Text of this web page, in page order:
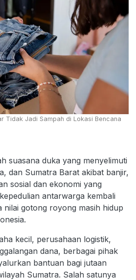
Tidak Jadi Sampah di Lokasi Bencana
suasana duka yang menyelimuti
dan Sumatra Barat akibat banjir,
sosial dan ekonomi yang
antarwarga kembali
nilai gotong royong masih hidup
kecil, perusahaan logistik,
dana, berbagai pihak
bantuan bagi jutaan
Sumatra. Salah satunya